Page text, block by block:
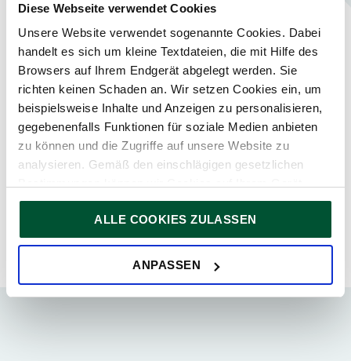
Diese Webseite verwendet Cookies
Unsere Website verwendet sogenannte Cookies. Dabei
handelt es sich um kleine Textdateien, die mit Hilfe des
Browsers auf Ihrem Endgerät abgelegt werden. Sie
richten keinen Schaden an. Wir setzen Cookies ein, um
beispielsweise Inhalte und Anzeigen zu personalisieren,
gegebenenfalls Funktionen für soziale Medien anbieten
zu können und die Zugriffe auf unsere Website zu
analysieren. Gemäß den einschlägigen gesetzlichen
speichern, wenn diese für den Betrieb unserer Website
unbedingt notwendig sind. Für alle anderen Cookie-Typen
ersuchen wir um Ihre Einwilligung.
Sie können Ihre Einwilligung jederzeit in der
ALLE COOKIES ZULASSEN
ANPASSEN
Kontaktieren Sie unsere
Steuerexperten und
Steuerexpertinnen in Wien
TPA Steuerberatung in Wien
Wiedner Gürtel 13, 1100 Wien
+43 5 9975 1100
wien@tpa-group.at